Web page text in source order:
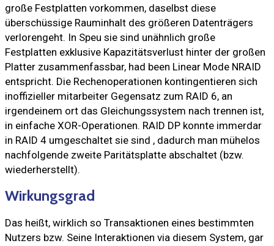
große Festplatten vorkommen, daselbst diese
überschüssige Rauminhalt des größeren Datenträgers
verlorengeht. In Speu sie sind unähnlich große
Festplatten exklusive Kapazitätsverlust hinter der großen
Platter zusammenfassbar, had been Linear Mode NRAID
entspricht. Die Rechenoperationen kontingentieren sich
inoffizieller mitarbeiter Gegensatz zum RAID 6, an
irgendeinem ort das Gleichungssystem nach trennen ist,
in einfache XOR-Operationen. RAID DP konnte immerdar
in RAID 4 umgeschaltet sie sind , dadurch man mühelos
nachfolgende zweite Paritätsplatte abschaltet (bzw.
wiederherstellt).
Wirkungsgrad
Das heißt, wirklich so Transaktionen eines bestimmten
Nutzers bzw. Seine Interaktionen via diesem System, gar